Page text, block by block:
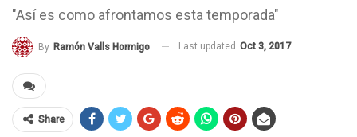
"Así es como afrontamos esta temporada"
By Ramón Valls Hormigo Last updated Oct 3, 2017
Share